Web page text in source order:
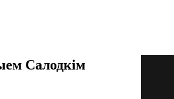
Салодкім